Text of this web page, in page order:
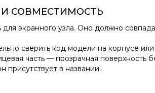
И СОВМЕСТИМОСТЬ
экранного узла. Оно должно
сверить код модели на корпусе
часть — прозрачная поверхность
присутствует в названии.